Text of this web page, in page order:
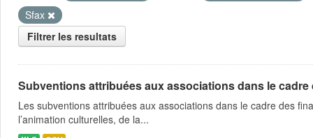
Sfax
Filtrer les resultats
Subventions attribuées aux associations dans le
Les subventions attribuées aux associations dans le cadre des
l’animation culturelles, de la...